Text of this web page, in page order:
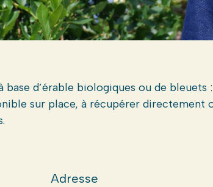
d’érable biologiques ou de
sur place, à récupérer directement
Adresse